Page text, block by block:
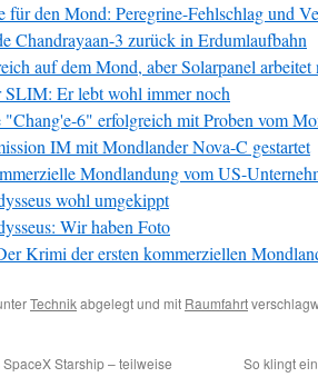
für den Mond: Peregrine-Fehlschlag und
Chandrayaan-3 zurück in Erdumlaufbahn
auf dem Mond, aber Solarpanel arbeitet
SLIM: Er lebt wohl immer noch
6" erfolgreich mit Proben vom
IM mit Mondlander Nova-C gestartet
Mondlandung vom US-
wohl umgekippt
Wir haben Foto
Krimi der ersten kommerziellen
Technikabgelegt und mit Raumfahrt
Starship – teilweise
So klingt